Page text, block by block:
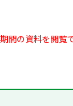
間の資料を閲覧